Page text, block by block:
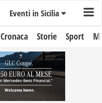
Eventi in Sicilia
Cronaca Storie Sport